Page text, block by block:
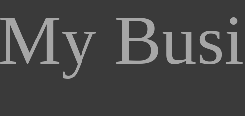
My